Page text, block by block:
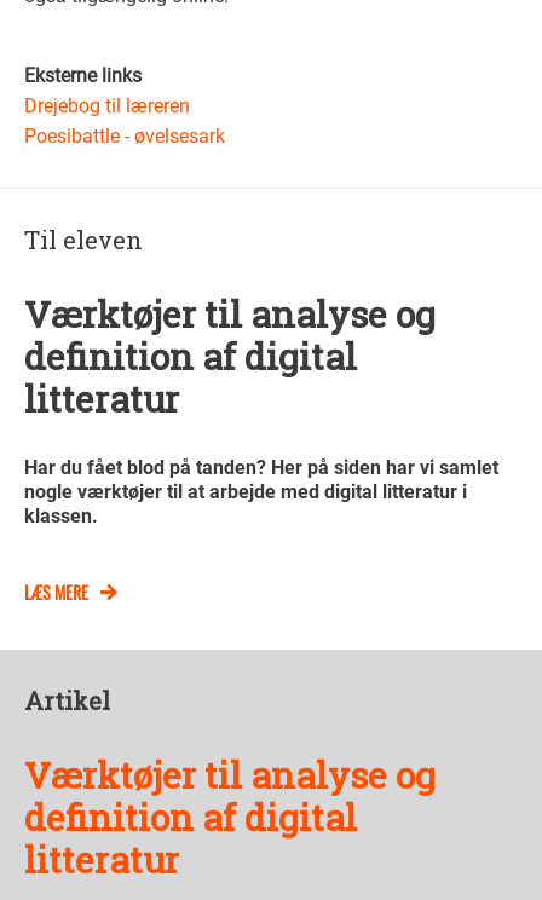
Eksterne links
Drejebog til læreren
Poesibattle - øvelsesark
Til eleven
Værktøjer til analyse og
definition af digital
litteratur
Har du fået blod på tanden? Her på siden har vi samlet
nogle værktøjer til at arbejde med digital litteratur i
klassen.
LÆS MERE
Artikel
Værktøjer til analyse og
definition af digital
litteratur